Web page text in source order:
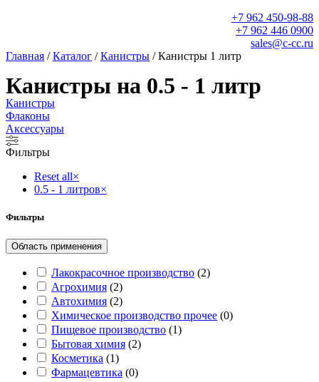
+7 962 450-98-88
+7 962 446 0900
sales@c-cc.ru
Главная /Каталог /Канистры / Канистры 1 литр
Канистры на 0.5 - 1 литр
Канистры
Флаконы
Аксессуары
Фильтры
Reset all×
0.5 - 1 литров×
Фильтры
Область применения
Лакокрасочное производство (2)
Агрохимия (2)
Автохимия (2)
Химическое производство прочее (0)
Пищевое производство (1)
Бытовая химия (2)
Косметика (1)
Фармацевтика (0)